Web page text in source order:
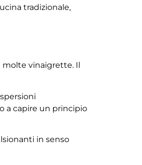
tradizionale,
vinaigrette. Il
a capire un principio
in senso